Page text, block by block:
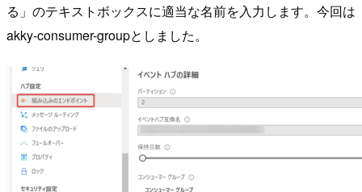
る」のテキストボックスに適当な名前を入力します。今回は
akky-consumer-groupとしました。